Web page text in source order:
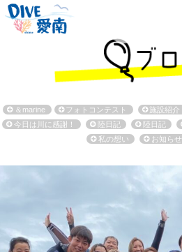
＆marine フォトコンテスト 施設紹介
今日は川に感謝！
陸日記 陸日記
私の想い
お知らせ